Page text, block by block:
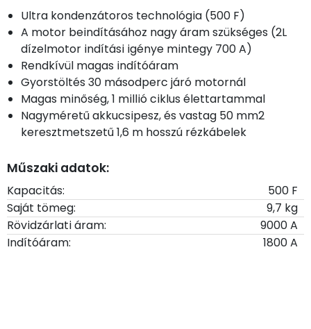
Ultra kondenzátoros technológia (500 F)
A motor beindításához nagy áram szükséges (2L
dízelmotor indítási igénye mintegy 700 A)
Rendkívül magas indítóáram
Gyorstöltés 30 másodperc járó motornál
Magas minőség, 1 millió ciklus élettartammal
Nagyméretű akkucsipesz, és vastag 50 mm2
keresztmetszetű 1,6 m hosszú rézkábelek
Műszaki adatok:
Kapacitás:
500 F
Saját tömeg:
9,7 kg
Rövidzárlati áram:
9000 A
Indítóáram:
1800 A